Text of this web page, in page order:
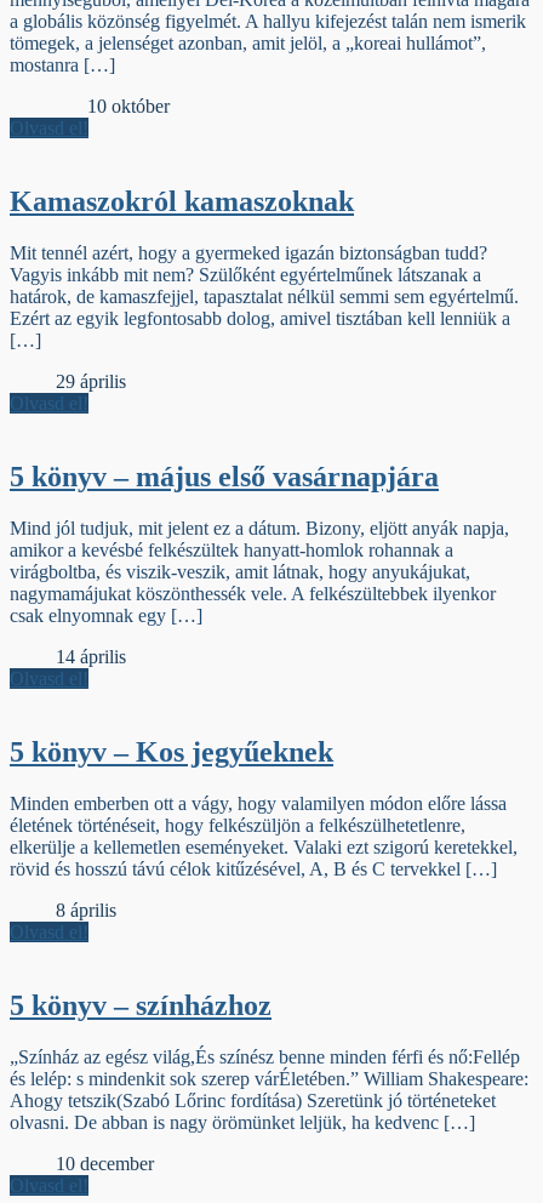
a globális közönség figyelmét. A hallyu kifejezést talán nem ismerik
tömegek, a jelenséget azonban, amit jelöl, a „koreai hullámot”,
mostanra […]
10 október
Olvasd el!
Kamaszokról kamaszoknak
Mit tennél azért, hogy a gyermeked igazán biztonságban tudd?
Vagyis inkább mit nem? Szülőként egyértelműnek látszanak a
határok, de kamaszfejjel, tapasztalat nélkül semmi sem egyértelmű.
Ezért az egyik legfontosabb dolog, amivel tisztában kell lenniük a
[…]
29 április
Olvasd el!
5 könyv – május első vasárnapjára
Mind jól tudjuk, mit jelent ez a dátum. Bizony, eljött anyák napja,
amikor a kevésbé felkészültek hanyatt-homlok rohannak a
virágboltba, és viszik-veszik, amit látnak, hogy anyukájukat,
nagymamájukat köszönthessék vele. A felkészültebbek ilyenkor
csak elnyomnak egy […]
14 április
Olvasd el!
5 könyv – Kos jegyűeknek
Minden emberben ott a vágy, hogy valamilyen módon előre lássa
életének történéseit, hogy felkészüljön a felkészülhetetlenre,
elkerülje a kellemetlen eseményeket. Valaki ezt szigorú keretekkel,
rövid és hosszú távú célok kitűzésével, A, B és C tervekkel […]
8 április
Olvasd el!
5 könyv – színházhoz
„Színház az egész világ,És színész benne minden férfi és nő:Fellép
és lelép: s mindenkit sok szerep várÉletében.” William Shakespeare:
Ahogy tetszik(Szabó Lőrinc fordítása) Szeretünk jó történeteket
olvasni. De abban is nagy örömünket leljük, ha kedvenc […]
10 december
Olvasd el!